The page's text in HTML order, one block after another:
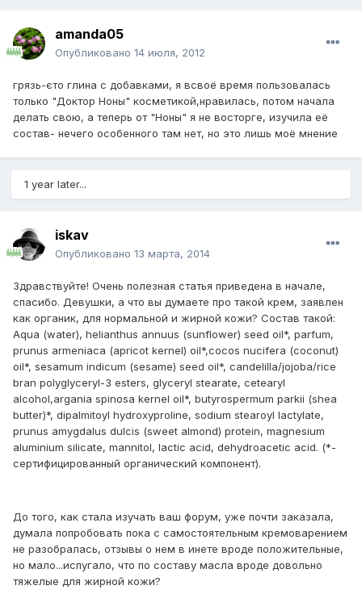
amanda05
Опубликовано 14 июля, 2012
грязь-єто глина с добавками, я всвоё время пользовалась
только "Доктор Ноны" косметикой,нравилась, потом начала
делать свою, а теперь от "Ноны" я не восторге, изучила её
состав- нечего особенного там нет, но это лишь моё мнение
1 year later...
iskav
Опубликовано 13 марта, 2014
Здравствуйте! Очень полезная статья приведена в начале,
спасибо. Девушки, а что вы думаете про такой крем, заявлен
как органик, для нормальной и жирной кожи? Состав такой:
Aqua (water), helianthus annuus (sunflower) seed oil*, parfum,
prunus armeniaca (apricot kernel) oil*,cocos nucifera (coconut)
oil*, sesamum indicum (sesame) seed oil*, candelilla/jojoba/rice
bran polyglyceryl-3 esters, glyceryl stearate, cetearyl
alcohol,argania spinosa kernel oil*, butyrospermum parkii (shea
butter)*, dipalmitoyl hydroxyproline, sodium stearoyl lactylate,
prunus amygdalus dulcis (sweet almond) protein, magnesium
aluminium silicate, mannitol, lactic acid, dehydroacetic acid. (*-
сертифицированный органический компонент).
До того, как стала изучать ваш форум, уже почти заказала,
думала попробовать пока с самостоятельным кремоварением
не разобралась, отзывы о нем в инете вроде положительные,
но мало...испугало, что по составу масла вроде довольно
тяжелые для жирной кожи?